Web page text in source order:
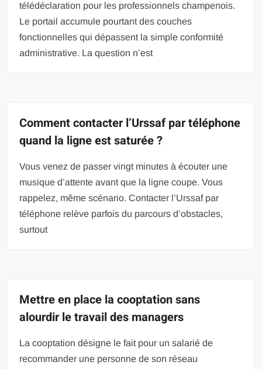
télédéclaration pour les professionnels champenois.
Le portail accumule pourtant des couches
fonctionnelles qui dépassent la simple conformité
administrative. La question n’est
Comment contacter l’Urssaf par téléphone
quand la ligne est saturée ?
Vous venez de passer vingt minutes à écouter une
musique d’attente avant que la ligne coupe. Vous
rappelez, même scénario. Contacter l’Urssaf par
téléphone relève parfois du parcours d’obstacles,
surtout
Mettre en place la cooptation sans
alourdir le travail des managers
La cooptation désigne le fait pour un salarié de
recommander une personne de son réseau